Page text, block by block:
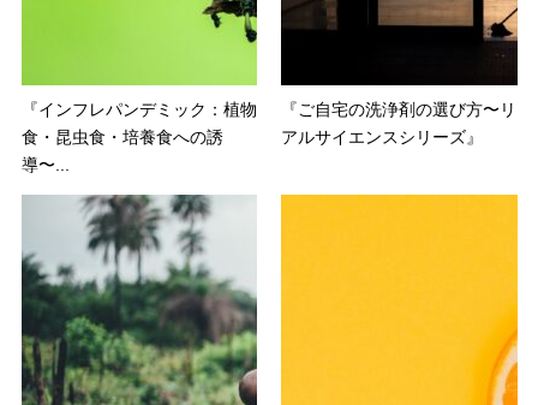
『インフレパンデミック：植物
食・昆虫食・培養食への誘
導〜...
『ご自宅の洗浄剤の選び方〜リ
アルサイエンスシリーズ』